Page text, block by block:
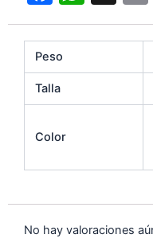
a
c
e
b
o
k
h
at
s
Peso
Talla
Color
No hay valoraciones